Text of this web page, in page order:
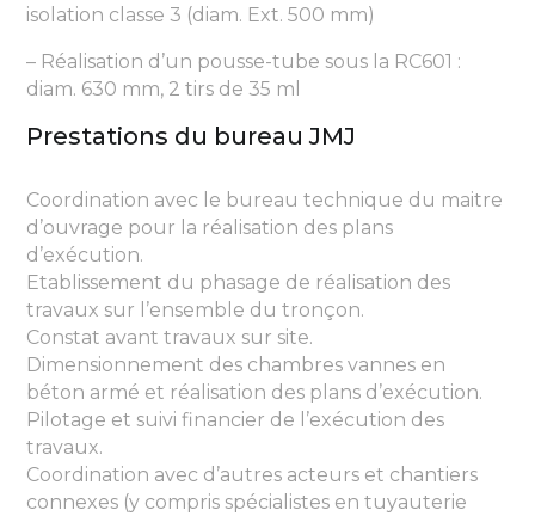
isolation classe 3 (diam. Ext. 500 mm)
– Réalisation d’un pousse-tube sous la RC601 :
diam. 630 mm, 2 tirs de 35 ml
Prestations du bureau JMJ
Coordination avec le bureau technique du maitre
d’ouvrage pour la réalisation des plans
d’exécution.
Etablissement du phasage de réalisation des
travaux sur l’ensemble du tronçon.
Constat avant travaux sur site.
Dimensionnement des chambres vannes en
béton armé et réalisation des plans d’exécution.
Pilotage et suivi financier de l’exécution des
travaux.
Coordination avec d’autres acteurs et chantiers
connexes (y compris spécialistes en tuyauterie